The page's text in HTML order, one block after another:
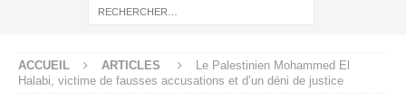
ACCUEIL ARTICLES
Le Palestinien Mohammed El
Halabi, victime de fausses accusations et d’un déni de justice